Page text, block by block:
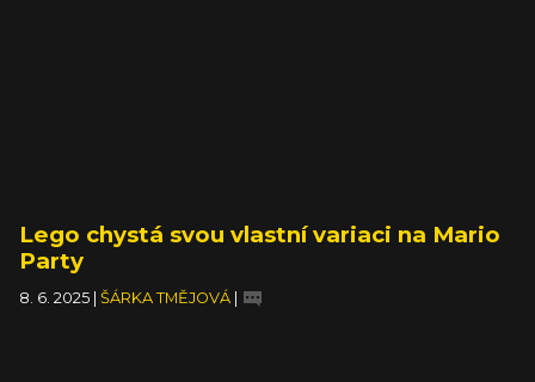
Lego chystá svou vlastní variaci na Mario
Party
8. 6. 2025 | ŠÁRKA TMĚJOVÁ |